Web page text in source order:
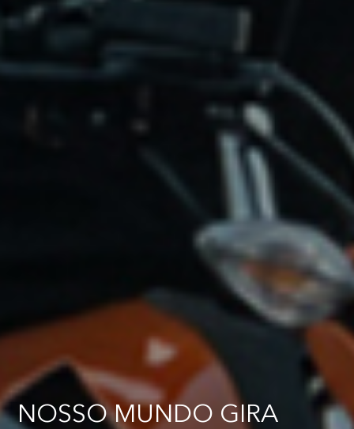
NOSSO MUNDO GIRA